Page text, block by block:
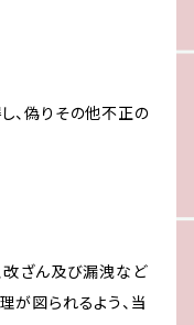
、偽りその他不正の
改ざん及び漏洩など
が図られるよう、当